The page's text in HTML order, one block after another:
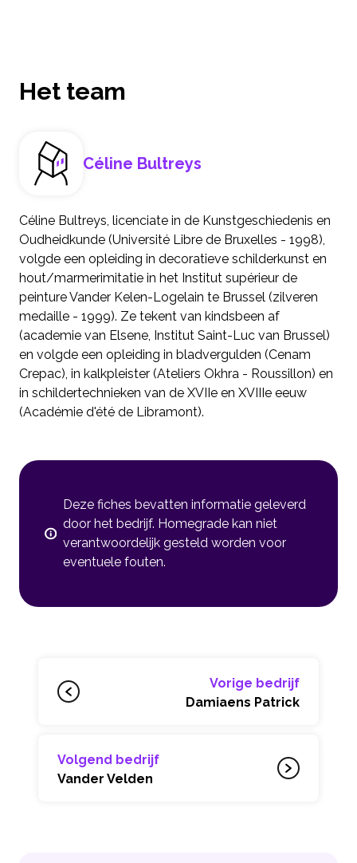
Het team
Céline Bultreys
Céline Bultreys, licenciate in de Kunstgeschiedenis en
Oudheidkunde (Université Libre de Bruxelles - 1998),
volgde een opleiding in decoratieve schilderkunst en
hout/marmerimitatie in het Institut supérieur de
peinture Vander Kelen-Logelain te Brussel (zilveren
medaille - 1999). Ze tekent van kindsbeen af
(academie van Elsene, Institut Saint-Luc van Brussel)
en volgde een opleiding in bladvergulden (Cenam
Crepac), in kalkpleister (Ateliers Okhra - Roussillon) en
in schildertechnieken van de XVIIe en XVIIIe eeuw
(Académie d'été de Libramont).
Deze fiches bevatten informatie geleverd
door het bedrijf. Homegrade kan niet
verantwoordelijk gesteld worden voor
eventuele fouten.
Vorige bedrijf
Damiaens Patrick
Volgend bedrijf
Vander Velden